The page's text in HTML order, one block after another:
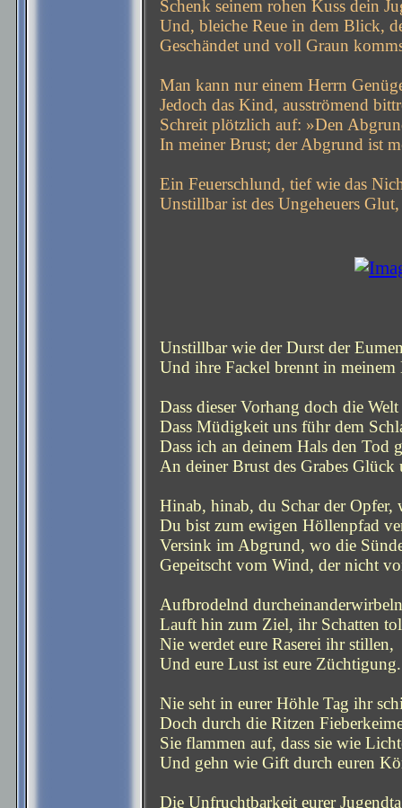
Schenk seinem rohen Kuss dein
Und, bleiche Reue in dem Blick,
Geschändet und voll Graun
Man kann nur einem Herrn
Jedoch das Kind, ausströmend
Schreit plötzlich auf: »Den
In meiner Brust; der Abgrund ist
Ein Feuerschlund, tief wie das
Unstillbar ist des Ungeheuers Glut,
Unstillbar wie der Durst der
Und ihre Fackel brennt in meinem
Dass dieser Vorhang doch die Welt
Dass Müdigkeit uns führ dem
Dass ich an deinem Hals den Tod
An deiner Brust des Grabes
Hinab, hinab, du Schar der Opfer,
Du bist zum ewigen Höllenpfad
Versink im Abgrund, wo die
Gepeitscht vom Wind, der nicht
Aufbrodelnd
Lauft hin zum Ziel, ihr Schatten
Nie werdet eure Raserei ihr stillen,
Und eure Lust ist eure Züchtigung.
Nie seht in eurer Höhle Tag ihr
Doch durch die Ritzen
Sie flammen auf, dass sie wie
Und gehn wie Gift durch euren
Die Unfruchtbarkeit eurer